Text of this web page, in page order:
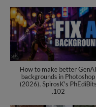
How to make better GenAI
backgrounds in Photoshop
(2026), SpirosK's PhEdiBits
.102